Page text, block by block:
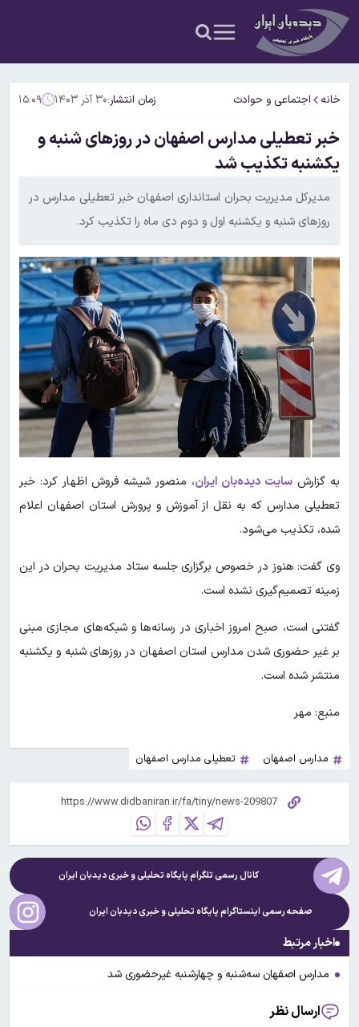
خانه اجتماعی و حوادث زمان انتشار:۳۰ آذر ۱۴۰۳ ۱۵:۰۹
خبر تعطیلی مدارس اصفهان در روزهای شنبه و
یکشنبه تکذیب شد
مدیرکل مدیریت بحران استانداری اصفهان خبر تعطیلی مدارس در
روزهای شنبه و یکشنبه اول و دوم دی ماه را تکذیب کرد.
به گزارش سایت دیده‌بان ایران، منصور شیشه فروش اظهار کرد: خبر
تعطیلی مدارس که به نقل از آموزش و پرورش استان اصفهان اعلام
شده، تکذیب می‌شود.
وی گفت: هنوز در خصوص برگزاری جلسه ستاد مدیریت بحران در این
زمینه تصمیم‌گیری نشده است.
گفتنی است، صبح امروز اخباری در رسانه‌ها و شبکه‌های مجازی مبنی
بر غیر حضوری شدن مدارس استان اصفهان در روزهای شنبه و یکشنبه
منتشر شده است.
منبع: مهر
مدارس اصفهان تعطیلی مدارس اصفهان
کانال رسمی تلگرام پایگاه تحلیلی و خبریدیدبان ایران
صفحه رسمی اینستاگرام پایگاه تحلیلی و خبریدیدبان ایران
اخبار مرتبط
مدارس اصفهان سه‌شنبه و چهارشنبه غیرحضوری شد
ارسال نظر